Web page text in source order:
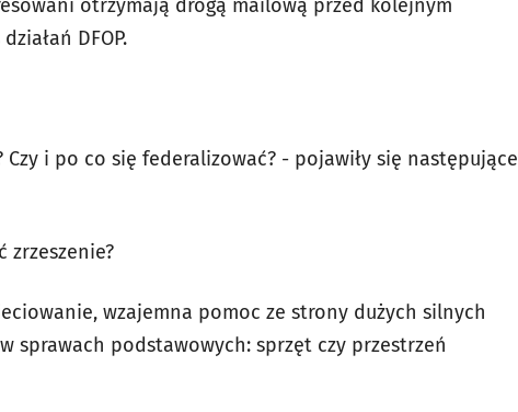
otrzymają drogą mailową przed kolejnym
DFOP.
i po co się federalizować? - pojawiły się następujące
zrzeszenie?
wzajemna pomoc ze strony dużych silnych
sprawach podstawowych: sprzęt czy przestrzeń